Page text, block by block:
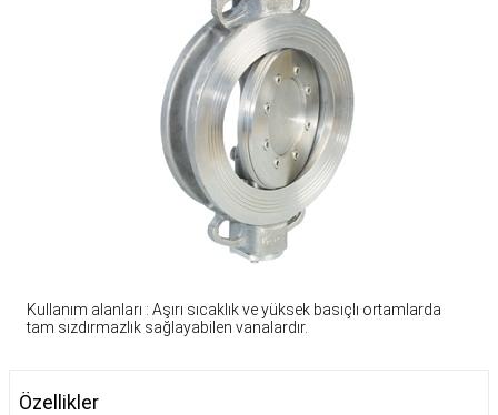
Kullanım alanları : Aşırı sıcaklık ve yüksek basıçlı ortamlarda
tam sızdırmazlık sağlayabilen vanalardır.
Özellikler